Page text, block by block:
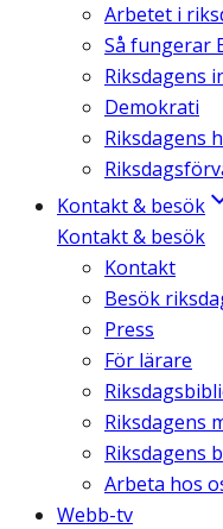
Arbetet i
Så fungerar
Riksdagens
Demokrati
Riksdagens
Kontakt & besök
Kontakt & besök
Kontakt
Besök
Press
För lärare
Riksdagens
Riksdagens
Arbeta hos
Webb-tv